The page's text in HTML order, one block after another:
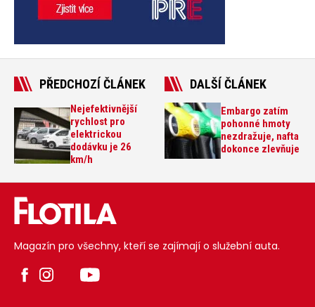
PŘEDCHOZÍ ČLÁNEK
Nejefektivnější
rychlost pro
elektrickou
dodávku je 26
km/h
DALŠÍ ČLÁNEK
Embargo zatím
pohonné hmoty
nezdražuje, nafta
dokonce zlevňuje
Magazín pro všechny, kteří se zajímají o služební auta.